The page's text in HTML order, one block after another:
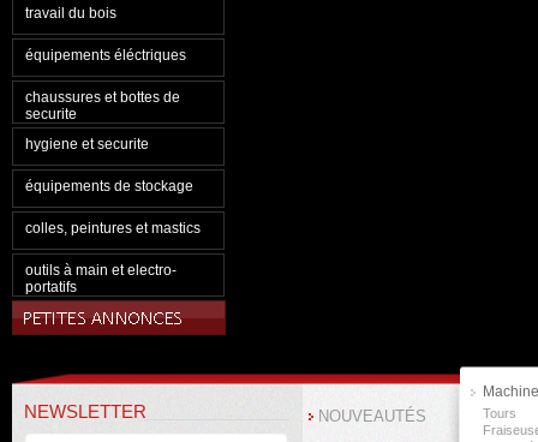
travail du bois
équipements éléctriques
chaussures et bottes de
securite
hygiene et securite
équipements de stockage
colles, peintures et mastics
outils à main et electro-
portatifs
NEWSLETTER NOUVEAUTÉS
Tours